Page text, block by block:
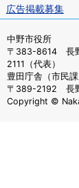
広告掲載募集
中野市役所
〒383-8614 長
2111（代表）
豊田庁舎（市民課
〒389-2192 長
Copyright ©